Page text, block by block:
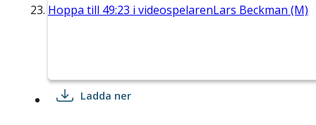
Hoppa till 49:23 i videospelarenLars Beckman (M)
Ladda ner